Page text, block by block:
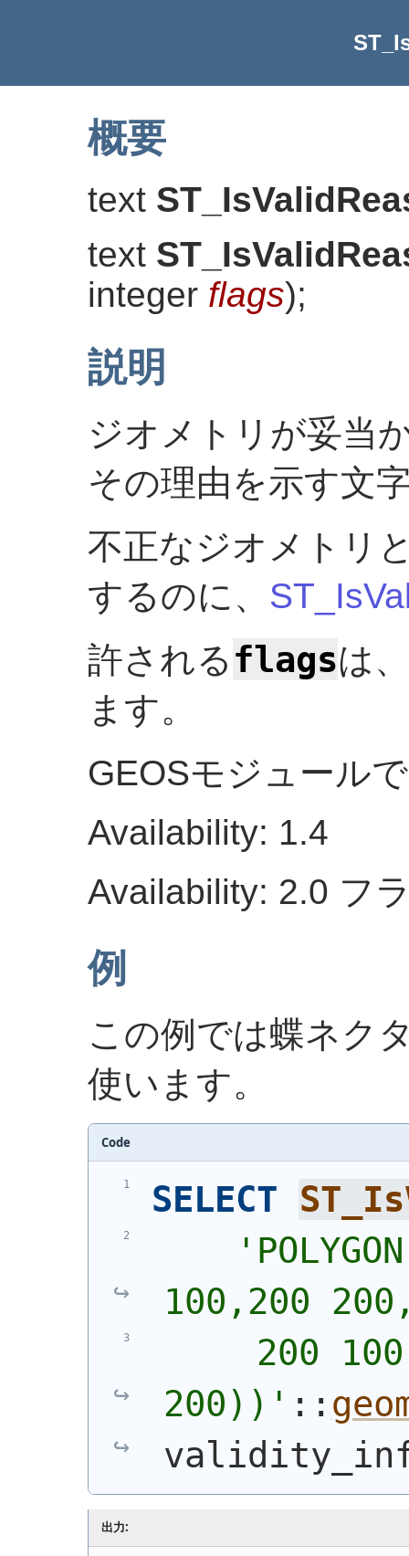
概要
text
text
integer flags);
説明
ジオメトリが妥当
その理由を示す文
不正なジオメトリ
するのに、
許される flagsは
ます。
GEOSモジュール
Availability: 1.4
Availability: 2.0 フ
例
この例では蝶ネク
使います。
Code
SELECT
'
100,200
200
200)) ' ::
出力: